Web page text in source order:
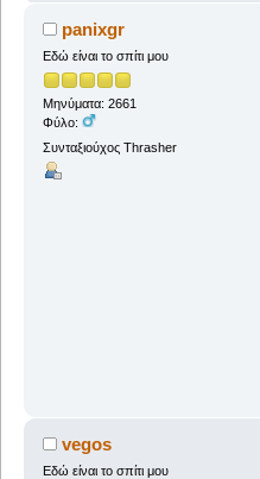
panixgr
Εδώ είναι το σπίτι μου
Μηνύματα: 2661
Φύλο:
Συνταξιούχος Thrasher
vegos
Εδώ είναι το σπίτι μου